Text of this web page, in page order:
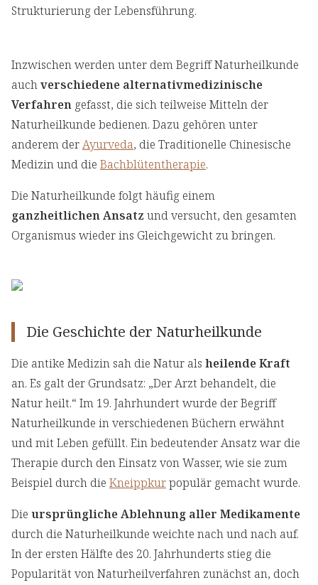
Strukturierung der Lebensführung.
Inzwischen werden unter dem Begriff Naturheilkunde
auchverschiedene alternativmedizinische
Verfahren gefasst, die sich teilweise Mitteln der
Naturheilkunde bedienen. Dazu gehören unter
anderem derAyurveda, die Traditionelle Chinesische
Medizin und die Bachblütentherapie.
Die Naturheilkunde folgt häufig einem
ganzheitlichen Ansatz und versucht, den gesamten
Organismus wieder ins Gleichgewicht zu bringen.
Die Geschichte der Naturheilkunde
Die antike Medizin sah die Natur als heilende Kraft
an. Es galt der Grundsatz: „Der Arzt behandelt, die
Natur heilt.“ Im 19. Jahrhundert wurde der Begriff
Naturheilkunde in verschiedenen Büchern erwähnt
und mit Leben gefüllt. Ein bedeutender Ansatz war die
Therapie durch den Einsatz von Wasser, wie sie zum
Beispiel durch die Kneippkurpopulär gemacht wurde.
Die ursprüngliche Ablehnung aller Medikamente
durch die Naturheilkunde weichte nach und nach auf.
In der ersten Hälfte des 20. Jahrhunderts stieg die
Popularität von Naturheilverfahren zunächst an, doch